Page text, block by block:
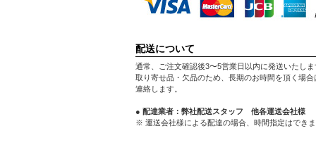
配送について
通常、ご注文確認後3〜5営業日以内に発送いたしま
取り寄せ品・欠品のため、長期のお時間を頂く場合
連絡します。
● 配達業者：弊社配送スタッフ 他各運送会社様
※ 運送会社様による配達の場合、時間指定はでき